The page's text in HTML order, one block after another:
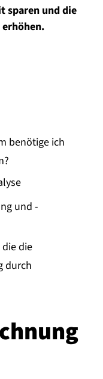
sparen und die
benötige ich
und -
die
durch